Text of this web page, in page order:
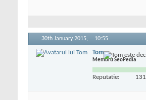
30th January 2015, 10:55
Tom
Membru SeoPedia
Reputatie: 131